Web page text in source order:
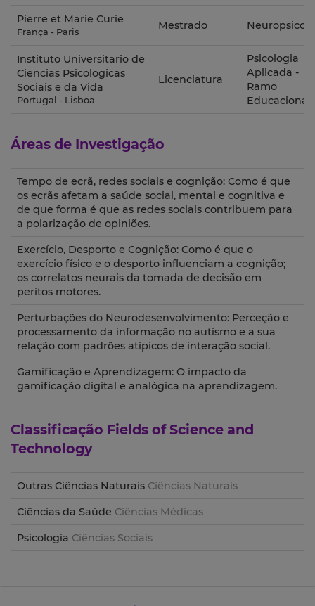
Pierre et Marie Curie
França - Paris
Mestrado
Instituto Universitario de
Ciencias Psicologicas
Sociais e da Vida
Portugal - Lisboa
Licenciatura
Psicologia
Aplicada -
Ramo
Educacional
Áreas de Investigação
Tempo de ecrã, redes sociais e cognição: Como é que
os ecrãs afetam a saúde social, mental e cognitiva e
de que forma é que as redes sociais contribuem para
a polarização de opiniões.
Exercício, Desporto e Cognição: Como é que o
exercício físico e o desporto influenciam a cognição;
os correlatos neurais da tomada de decisão em
peritos motores.
Perturbações do Neurodesenvolvimento: Perceção e
processamento da informação no autismo e a sua
relação com padrões atípicos de interação social.
Gamificação e Aprendizagem: O impacto da
gamificação digital e analógica na aprendizagem.
Classificação Fields of Science and
Technology
Outras Ciências Naturais Ciências Naturais
Ciências da Saúde Ciências Médicas
Psicologia Ciências Sociais